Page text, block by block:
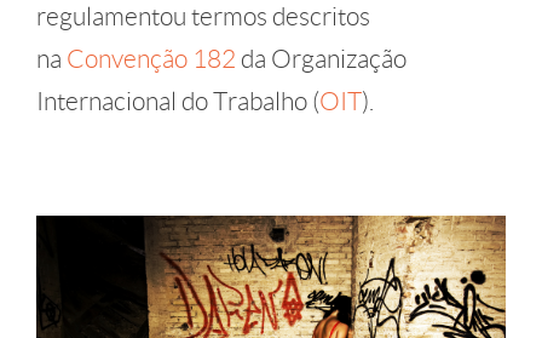
regulamentou termos descritos
na Convenção 182 da Organização
Internacional do Trabalho (OIT).